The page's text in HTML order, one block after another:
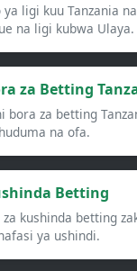
ligi kuu Tanzania
na ligi kubwa Ulaya.
za Betting
bora za betting
na ofa.
Betting
kushinda betting
ya ushindi.